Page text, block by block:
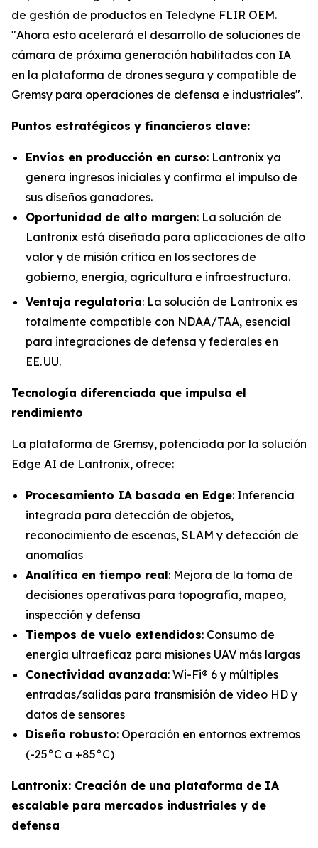
de gestión de productos en Teledyne FLIR OEM.
"Ahora esto acelerará el desarrollo de soluciones de
cámara de próxima generación habilitadas con IA
en la plataforma de drones segura y compatible de
Gremsy para operaciones de defensa e industriales".
Puntos estratégicos y financieros clave:
Envíos en producción en curso: Lantronix ya
genera ingresos iniciales y confirma el impulso de
sus diseños ganadores.
Oportunidad de alto margen: La solución de
Lantronix está diseñada para aplicaciones de alto
valor y de misión crítica en los sectores de
gobierno, energía, agricultura e infraestructura.
Ventaja regulatoria: La solución de Lantronix es
totalmente compatible con NDAA/TAA, esencial
para integraciones de defensa y federales en
EE. UU.
Tecnología diferenciada que impulsa el
rendimiento
La plataforma de Gremsy, potenciada por la solución
Edge AI de Lantronix, ofrece:
Procesamiento IA basada en Edge: Inferencia
integrada para detección de objetos,
reconocimiento de escenas, SLAM y detección de
anomalías
Analítica en tiempo real: Mejora de la toma de
decisiones operativas para topografía, mapeo,
inspección y defensa
Tiempos de vuelo extendidos: Consumo de
energía ultraeficaz para misiones UAV más largas
Conectividad avanzada: Wi-Fi® 6 y múltiples
entradas/salidas para transmisión de video HD y
datos de sensores
Diseño robusto: Operación en entornos extremos
(-25°C a +85°C)
Lantronix: Creación de una plataforma de IA
escalable para mercados industriales y de
defensa